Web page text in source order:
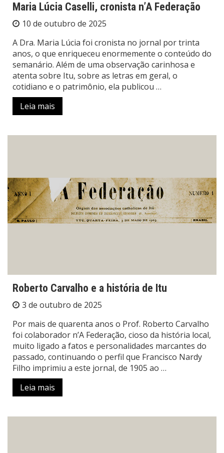
Maria Lúcia Caselli, cronista n’A Federação
10 de outubro de 2025
A Dra. Maria Lúcia foi cronista no jornal por trinta
anos, o que enriqueceu enormemente o conteúdo do
semanário. Além de uma observação carinhosa e
atenta sobre Itu, sobre as letras em geral, o
cotidiano e o patrimônio, ela publicou …
Leia mais
Roberto Carvalho e a história de Itu
3 de outubro de 2025
Por mais de quarenta anos o Prof. Roberto Carvalho
foi colaborador n’A Federação, cioso da história local,
muito ligado a fatos e personalidades marcantes do
passado, continuando o perfil que Francisco Nardy
Filho imprimiu a este jornal, de 1905 ao …
Leia mais